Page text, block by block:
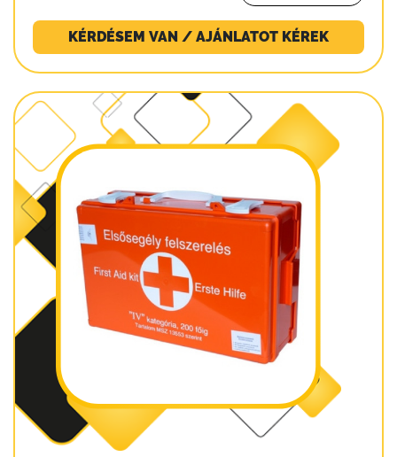
KÉRDÉSEM VAN / AJÁNLATOT KÉREK